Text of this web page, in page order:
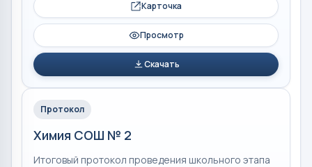
Карточка
Просмотр
Скачать
Протокол
Химия СОШ № 2
Итоговый протокол проведения школьного этапа